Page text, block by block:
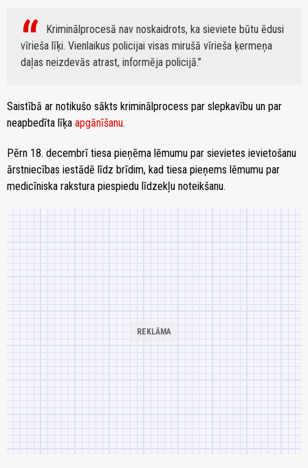
Kriminālprocesā nav noskaidrots, ka sieviete būtu ēdusi
vīrieša līķi. Vienlaikus policijai visas mirušā vīrieša ķermeņa
daļas neizdevās atrast, informēja policijā.
Saistībā ar notikušo sākts kriminālprocess par slepkavību un par
neapbedīta līķa apgānīšanu.
Pērn 18. decembrī tiesa pieņēma lēmumu par sievietes ievietošanu
ārstniecības iestādē līdz brīdim, kad tiesa pieņems lēmumu par
medicīniska rakstura piespiedu līdzekļu noteikšanu.